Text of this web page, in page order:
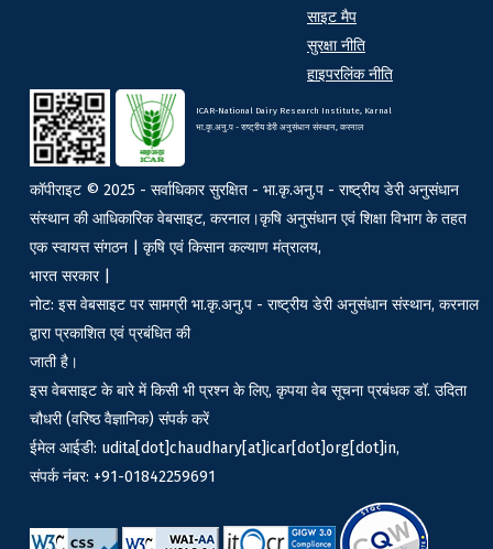
साइट मैप
सुरक्षा नीति
हाइपरलिंक नीति
ICAR-National Dairy Research Institute, Karnal
भा.कृ.अनु.प - राष्ट्रीय डेरी अनुसंधान संस्थान, करनाल
कॉपीराइट © 2025 - सर्वाधिकार सुरक्षित - भा.कृ.अनु.प - राष्ट्रीय डेरी अनुसंधान
संस्थान की आधिकारिक वेबसाइट, करनाल।कृषि अनुसंधान एवं शिक्षा विभाग के तहत
एक स्वायत्त संगठन | कृषि एवं किसान कल्याण मंत्रालय,
भारत सरकार |
नोट: इस वेबसाइट पर सामग्री भा.कृ.अनु.प - राष्ट्रीय डेरी अनुसंधान संस्थान, करनाल
द्वारा प्रकाशित एवं प्रबंधित की
जाती है।
इस वेबसाइट के बारे में किसी भी प्रश्न के लिए, कृपया वेब सूचना प्रबंधक डॉ. उदिता
चौधरी (वरिष्ठ वैज्ञानिक) संपर्क करें
ईमेल आईडी: udita[dot]chaudhary[at]icar[dot]org[dot]in,
संपर्क नंबर: +91-01842259691